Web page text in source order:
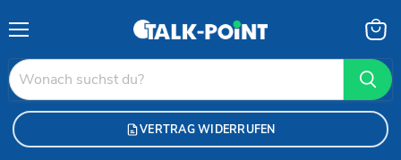
VERTRAG WIDERRUFEN